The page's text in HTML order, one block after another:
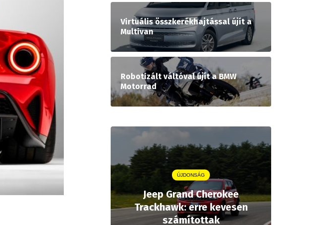
Virtuális összkerékhajtással újít a
Multivan
Robotizált váltóval újít a BMW
Motorrad
ÚJDONSÁG
Jeep Grand Cherokee
Trackhawk: erre kevesen
számítottak